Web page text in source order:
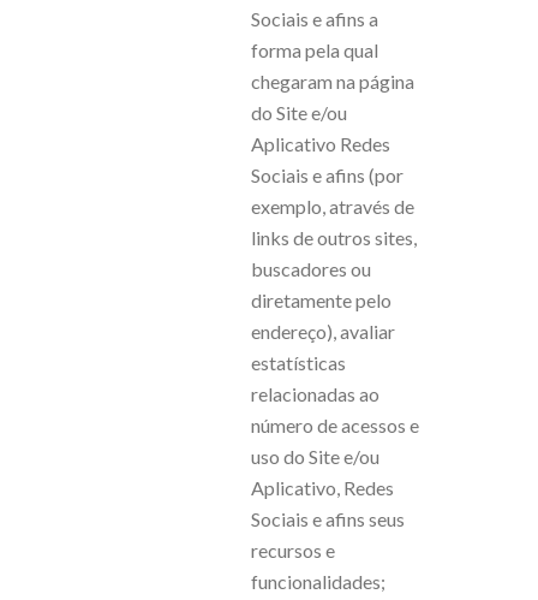
Sociais e afins a
forma pela qual
chegaram na página
do Site e/ou
Aplicativo Redes
Sociais e afins (por
exemplo, através de
links de outros sites,
buscadores ou
diretamente pelo
endereço), avaliar
estatísticas
relacionadas ao
número de acessos e
uso do Site e/ou
Aplicativo, Redes
Sociais e afins seus
recursos e
funcionalidades;